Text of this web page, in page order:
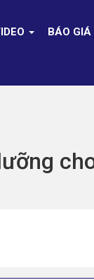
BÁO GIÁ